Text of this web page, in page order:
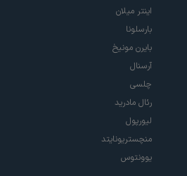
اینتر میلان
بارسلونا
بایرن مونیخ
آرسنال
چلسی
رئال مادرید
لیورپول
منچستریونایتد
یوونتوس